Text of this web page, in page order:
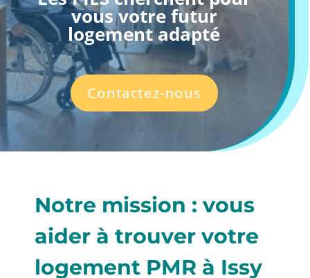
vous votre futur
logement adapté
Contactez-nous
Notre mission : vous
aider à trouver votre
logement PMR à Issy